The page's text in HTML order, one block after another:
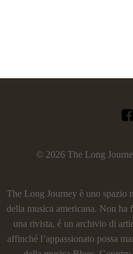
© 2026 The Long
The Long Journey è uno spazio
della musica americana. Non
una rivista, é un archivio di
affinché l’appassionato possa